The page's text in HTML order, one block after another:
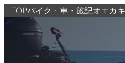
TOPバイク・車・旅記オエカキ